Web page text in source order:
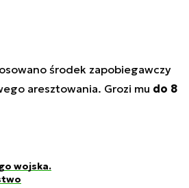
środek zapobiegawczy
aresztowania. Grozi mu do 8
wojska.